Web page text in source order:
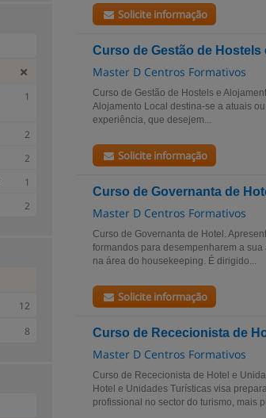
Solicite informação
Curso de Gestão de Hostels
Master D Centros Formativos
Curso de Gestão de Hostels e
Alojamento Local destina-se a atuais
experiência, que desejem...
Solicite informação
Curso de Governanta de
Master D Centros Formativos
Curso de Governanta de Hotel.
formandos para desempenharem a
na área do housekeeping. É dirigido...
Solicite informação
Curso de Rececionista de
Master D Centros Formativos
Curso de Rececionista de Hotel e
Hotel e Unidades Turísticas visa
profissional no sector do turismo, mais
1
2
2
1
2
12
8